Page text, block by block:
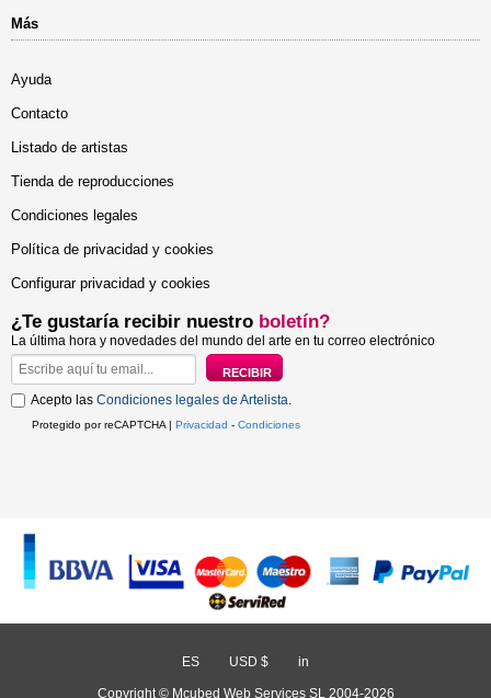
Más
Ayuda
Contacto
Listado de artistas
Tienda de reproducciones
Condiciones legales
Política de privacidad y cookies
Configurar privacidad y cookies
¿Te gustaría recibir nuestro boletín?
La última hora y novedades del mundo del arte en tu correo electrónico
Acepto las Condiciones legales de Artelista.
Protegido por reCAPTCHA | Privacidad - Condiciones
ES USD $ in
Copyright © Mcubed Web Services SL 2004-2026